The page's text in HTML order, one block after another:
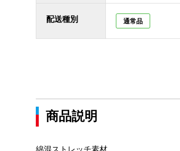
配送種別 通常品
商品説明
綿混ストレッチ素材